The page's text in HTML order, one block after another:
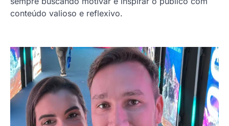
conteúdo valioso e reflexivo.